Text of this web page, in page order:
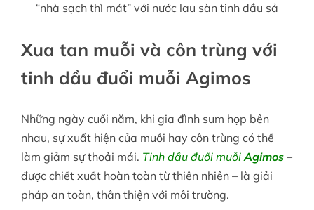
“nhà sạch thì mát” với nước lau sàn tinh dầu sả
Xua tan muỗi và côn trùng với
tinh dầu đuổi muỗi Agimos
Những ngày cuối năm, khi gia đình sum họp bên
nhau, sự xuất hiện của muỗi hay côn trùng có thể
làm giảm sự thoải mái. Tinh dầu đuổi muỗi Agimos–
được chiết xuất hoàn toàn từ thiên nhiên – là giải
pháp an toàn, thân thiện với môi trường.